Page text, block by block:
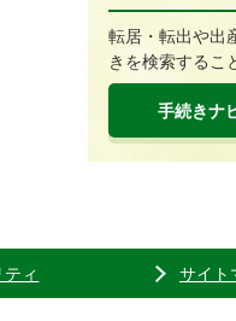
転居・転出や出
きを検索するこ
手続きナ
ィ サイト